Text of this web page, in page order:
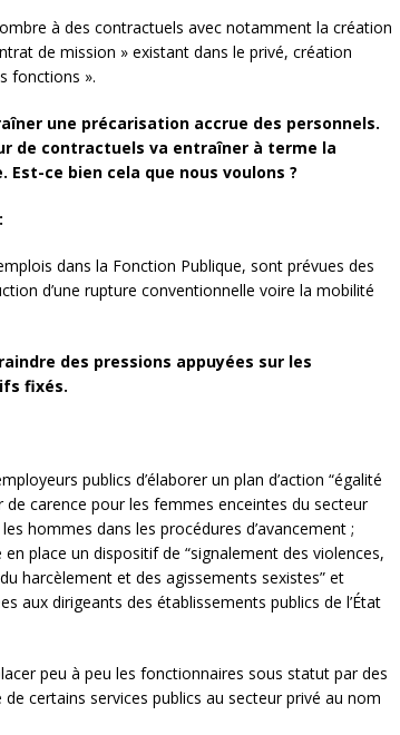
à des contractuels avec notamment la création
de mission » existant dans le privé, création
fonctions ».
une précarisation accrue des personnels.
de contractuels va entraîner à terme la
ce bien cela que nous voulons ?
dans la Fonction Publique, sont prévues des
d’une rupture conventionnelle voire la mobilité
des pressions appuyées sur les
fixés.
publics d’élaborer un plan d’action “égalité
de carence pour les femmes enceintes du secteur
hommes dans les procédures d’avancement ;
place un dispositif de “signalement des violences,
harcèlement et des agissements sexistes” et
aux dirigeants des établissements publics de l’État
peu à peu les fonctionnaires sous statut par des
certains services publics au secteur privé au nom